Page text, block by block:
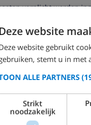
verplicht worden
gegevens worden
Deze website
website gebruikt
stemt u in met
ALLE PARTNERS
Strikt
noodzakelijk